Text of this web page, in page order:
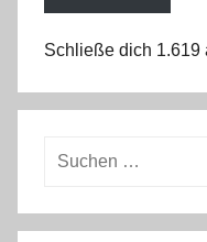
Schließe dich 1.619
Suchen